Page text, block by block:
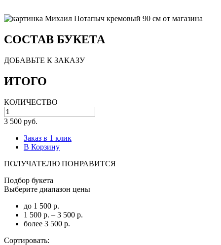
СОСТАВ БУКЕТА
ДОБАВЬТЕ К ЗАКАЗУ
ИТОГО
КОЛИЧЕСТВО
3 500 руб.
Заказ в 1 клик
В Корзину
ПОЛУЧАТЕЛЮ ПОНРАВИТСЯ
Подбор букета
Выберите диапазон цены
до 1 500 р.
1 500 р. – 3 500 р.
более 3 500 р.
Сортировать: